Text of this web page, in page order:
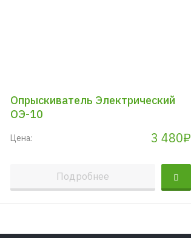
Опрыскиватель Электрический
ОЭ-10
Цена: 3 480₽
Подробнее